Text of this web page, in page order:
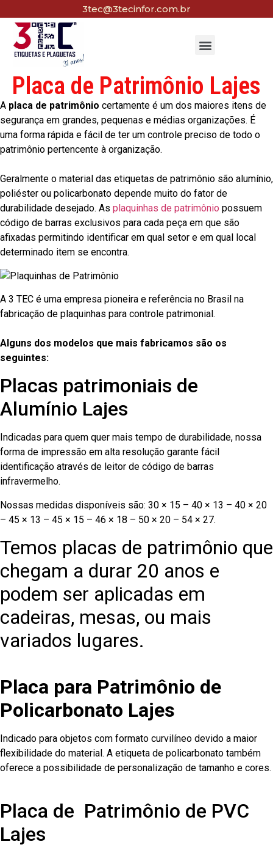
3tec@3tecinfor.com.br
Placa de Patrimônio Lajes
A placa de patrimônio certamente é um dos maiores itens de
segurança em grandes, pequenas e médias organizações. É
uma forma rápida e fácil de ter um controle preciso de todo o
patrimônio pertencente à organização.
Geralmente o material das etiquetas de patrimônio são alumínio,
poliéster ou policarbonato depende muito do fator de
durabilidade desejado. As plaquinhas de patrimônio possuem
código de barras exclusivos para cada peça em que são
afixadas permitindo identificar em qual setor e em qual local
determinado item se encontra.
A 3 TEC é uma empresa pioneira e referência no Brasil na
fabricação de plaquinhas para controle patrimonial.
Alguns dos modelos que mais fabricamos são os
seguintes:
Placas patrimoniais de
Alumínio Lajes
Indicadas para quem quer mais tempo de durabilidade, nossa
forma de impressão em alta resolução garante fácil
identificação através de leitor de código de barras
infravermelho.
Nossas medidas disponíveis são: 30 × 15 – 40 × 13 – 40 × 20
– 45 × 13 – 45 × 15 – 46 × 18 – 50 × 20 – 54 × 27.
Temos placas de patrimônio que
chegam a durar 20 anos e
podem ser aplicadas em
cadeiras, mesas, ou mais
variados lugares.
Placa para Patrimônio de
Policarbonato Lajes
Indicado para objetos com formato curvilíneo devido a maior
flexibilidade do material. A etiqueta de policarbonato também
oferece a possibilidade de personalização de tamanho e cores.
Placa de Patrimônio de PVC
Lajes